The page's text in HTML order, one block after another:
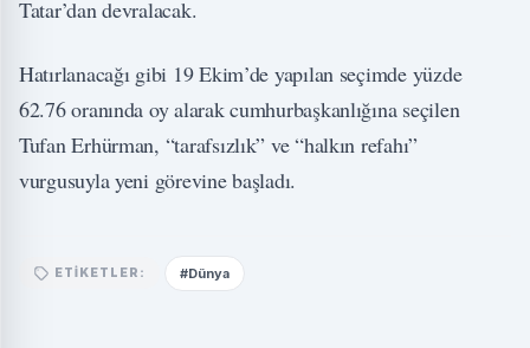
Tatar’dan devralacak.
Hatırlanacağı gibi 19 Ekim’de yapılan seçimde yüzde
62.76 oranında oy alarak cumhurbaşkanlığına seçilen
Tufan Erhürman, “tarafsızlık” ve “halkın refahı”
vurgusuyla yeni görevine başladı.
ETIKETLER: #Dünya